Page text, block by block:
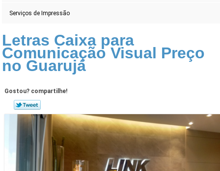
Serviços de Impressão
Letras Caixa para
Comunicação Visual Preço
no Guarujá
Gostou? compartilhe!